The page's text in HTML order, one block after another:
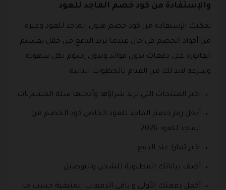
والإستفادة من كود خصم الماجد للعود
يمكنك الإستفادة من كود خصم هيون الماجد للعود وغيره
من أكواد الخصم في حال عندما تريد الدفع من خلال تقسيم
الفاتورة على دفعات بدون فوائد وبدون رسوم بكل سهولة
وسرعة لابد لك من القيام بالخطوات التالية:
اختر المنتجات التي تريد شراؤها وأدخلها سلة المشتريات.
أدخل رمز خصم الماجد للعود الخاص كود الخصم من
الماجد للعود 2026.
اختر تمارا عند الدفع.
أضف بياناتك المطلوبة للشحن والتوصيل.
أكمل دفعتك الأولى و باقى الدفعات المتبقية حسب ما